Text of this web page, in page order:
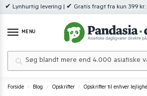
✔ Lynhurtig levering | ✔ Gratis fragt fra kun 399
MENU
Forside / Blog / Opskrifter / Opskrifter til enhver